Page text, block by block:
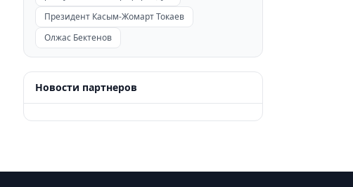
Президент Касым-Жомарт Токаев
Олжас Бектенов
Новости партнеров